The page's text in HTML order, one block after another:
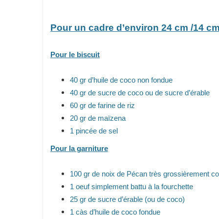
Pour un cadre d’environ 24 cm /14 cm
Pour le biscuit
40 gr d’huile de coco non fondue
40 gr de sucre de coco ou de sucre d’érable
60 gr de farine de riz
20 gr de maïzena
1 pincée de sel
Pour la garniture
100 gr de noix de Pécan très grossièrement
1 oeuf simplement battu à la fourchette
25 gr de sucre d’érable (ou de coco)
1 càs d’huile de coco fondue